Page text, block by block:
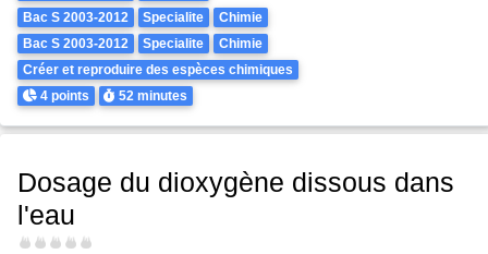
Bac S 2003-2012
Specialite
Chimie
Bac S 2003-2012
Specialite
Chimie
Créer et reproduire des espèces chimiques
Points
4 points Durée
52 minutes
Dosage du dioxygène dissous dans
l'eau
Difficulté